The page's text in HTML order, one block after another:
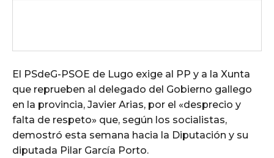
El PSdeG-PSOE de Lugo exige al PP y a la Xunta
que reprueben al delegado del Gobierno gallego
en la provincia, Javier Arias, por el «desprecio y
falta de respeto» que, según los socialistas,
demostró esta semana hacia la Diputación y su
diputada Pilar García Porto.